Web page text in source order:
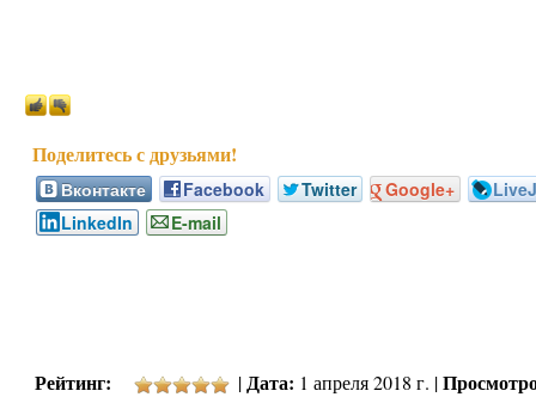
Вконтакте Facebook Twitter Google+
LinkedIn
E-mail
Рейтинг: |Дата: 1 апреля 2018 г. |